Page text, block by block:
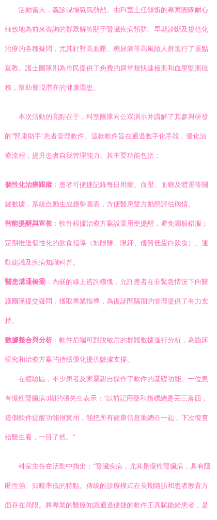
活動當天，義診現場氣氛熱烈。由科室主任領銜的專家團隊耐心
細致地為前來咨詢的群眾解答關于腎臟疾病預防、早期診斷及規范化
治療的各種疑問，尤其針對高血壓、糖尿病等高風險人群進行了重點
宣教。護士團隊則為市民提供了免費的尿常規快速檢測和血壓監測服
務，幫助發現潛在的健康隱患。
本次活動的亮點在于，科室團隊向公眾演示并講解了其參與研發
的“腎康助手”患者管理軟件。這款軟件旨在通過數字化手段，優化治
療流程，提升患者自我管理能力。其主要功能包括：
個性化治療跟蹤 ：患者可便捷記錄每日用藥、血壓、血糖及體重等關
鍵數據，系統自動生成趨勢圖表，方便醫患雙方動態評估病情。
智能提醒與宣教 ：軟件根據治療方案設置用藥提醒，避免漏服錯服；
定期推送個性化的飲食指導（如限鹽、限鉀、優質低蛋白飲食）、運
動建議及疾病知識科普。
醫患溝通橋梁 ：內嵌的線上咨詢模塊，允許患者在非緊急情況下向醫
護團隊提交疑問，獲取專業指導，為復診間隔期的管理提供了有力支
持。
數據整合與分析 ：軟件后端可對脫敏后的群體數據進行分析，為臨床
研究和治療方案的持續優化提供數據支撐。
在體驗區，不少患者及家屬親自操作了軟件的基礎功能。一位患
有慢性腎臟病3期的張先生表示：“以前記用藥和指標總是丟三落四，
這個軟件提醒功能很實用，能把所有健康信息匯總在一起，下次復查
給醫生看，一目了然。”
科室主任在活動中指出：“腎臟疾病，尤其是慢性腎臟病，具有隱
匿性強、知曉率低的特點。傳統的診療模式在長期隨訪和患者教育方
面存在局限。將專業的醫療知識通過便捷的軟件工具賦能給患者，是